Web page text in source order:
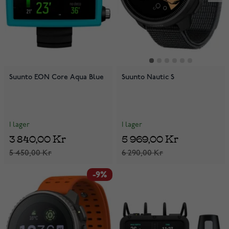
Suunto EON Core Aqua Blue
I lager
5 450,00 Kr
3 840,00 Kr
Suunto Nautic S
I lager
6 290,00 Kr
5 969,00 Kr
-9%